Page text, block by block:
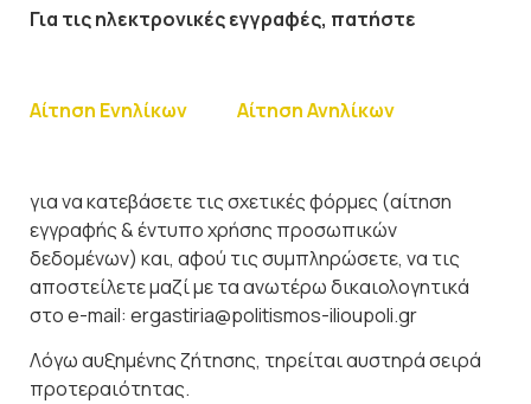
Για τις ηλεκτρονικές εγγραφές, πατήστε
Αίτηση Ενηλίκων Αίτηση Ανηλίκων
για να κατεβάσετε τις σχετικές φόρμες (αίτηση
εγγραφής & έντυπο χρήσης προσωπικών
δεδομένων) και, αφού τις συμπληρώσετε, να τις
αποστείλετε μαζί με τα ανωτέρω δικαιολογητικά
στο e-mail: ergastiria@politismos-ilioupoli.gr
Λόγω αυξημένης ζήτησης, τηρείται αυστηρά σειρά
προτεραιότητας.